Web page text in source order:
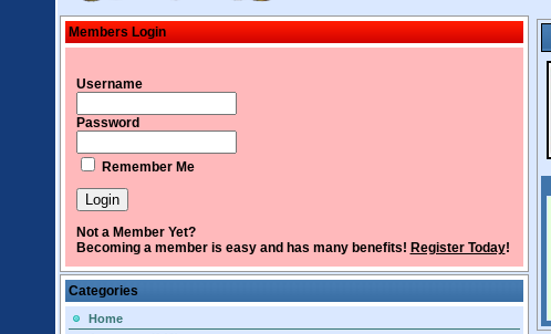
Members Login
Username
Password
Remember Me
Not a Member Yet?
Becoming a member is easy and has many benefits! Register Today!
Categories
Home